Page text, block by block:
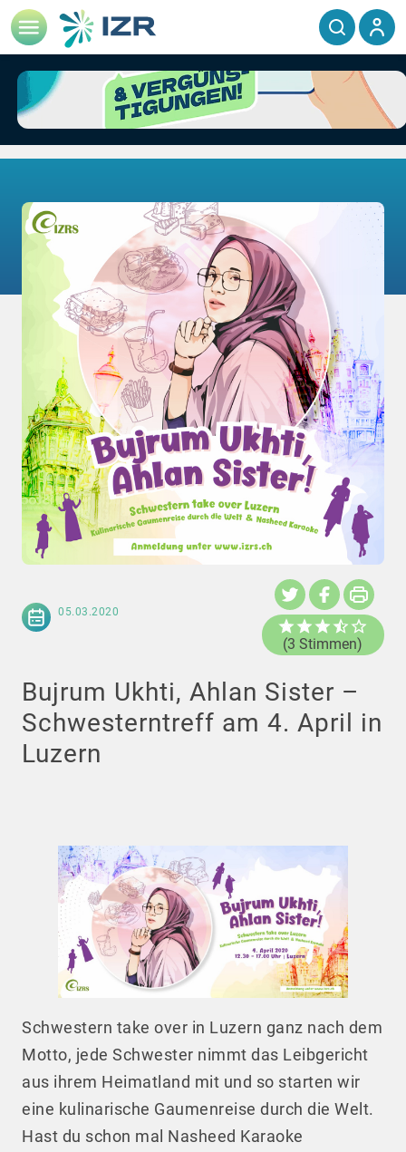
05.03.2020
(3 Stimmen)
Bujrum Ukhti, Ahlan Sister –
Schwesterntreff am 4. April in
Luzern
Schwestern take over in Luzern ganz nach dem
Motto, jede Schwester nimmt das Leibgericht
aus ihrem Heimatland mit und so starten wir
eine kulinarische Gaumenreise durch die Welt.
Hast du schon mal Nasheed Karaoke